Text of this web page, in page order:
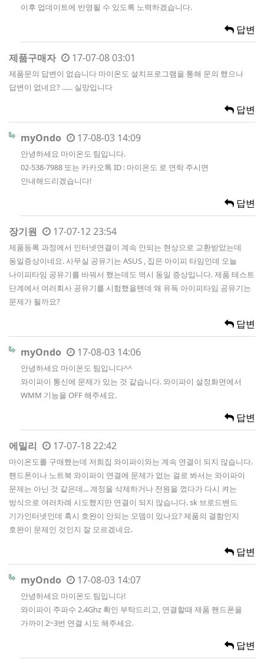
이후 업데이트에 반영될 수 있도록 노력하겠습니다.
답변
제품구매자 17-07-08 03:01
제품문의 답변이 없습니다 마이온도 설치프로그램을 통해 문의 했으나
답변이 없네요? ...... 실망입니다
답변
myOndo 17-08-03 14:09
안녕하세요 마이온도 팀입니다.
02-538-7988 또는 카카오톡 ID : 마이온도 로 연락 주시면
안내해드리겠습니다!
답변
장기원 17-07-12 23:54
제품등록 과정에서 인터넷연결이 계속 안되는 현상으로 교환받았는데
동일증상이네요. 사무실 공유기는 ASUS , 집은 아이피 타임인데 오늘
나이피타임 공유기를 바꿔서 했는데도 역시 동일 증상입니다. 제품 테스트
단계에서 여러회사 공유기를 시험했을텐데 왜 유독 아이피타임 공유기는
문제가 될까요?
답변
myOndo 17-08-03 14:06
안녕하세요 마이온도 팀입니다^^
와이파이 통신에 문제가 있는 것 같습니다. 와이파이 설정화면에서
WMM 기능을 OFF 해주세요.
답변
에밀리 17-07-18 22:42
마이온도를 구매했는데 저희집 와이파이와는 계속 연결이 되지 않습니다.
핸드폰이나 노트북 와이파이 연결에 문제가 없는 걸로 봐서는 와이파이
문제는 아닌 것 같은데... 계정을 삭제하거나 전원을 껐다가 다시 켜는
방식으로 여러차례 시도했지만 연결이 되지 않습니다. sk 브로드밴드
기가인터넷인데 혹시 호완이 안되는 모뎀이 있나요? 제품의 결함인지
호완이 문제인 것인지 잘 모르겠네요.
답변
myOndo 17-08-03 14:07
안녕하세요 마이온도 팀입니다!
와이파이 주파수 2.4Ghz 확인 부탁드리고, 연결할때 제품 핸드폰을
가까이 2~3번 연결 시도 해주세요.
답변